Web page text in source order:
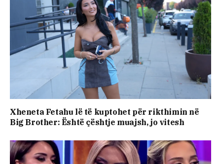
Xheneta Fetahu lë të kuptohet për rikthimin në
Big Brother: Është çështje muajsh, jo vitesh